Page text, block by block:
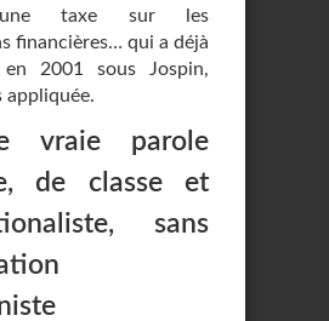
taxe sur les
financières… qui a déjà
2001 sous Jospin,
appliquée.
vraie parole
de classe et
sans